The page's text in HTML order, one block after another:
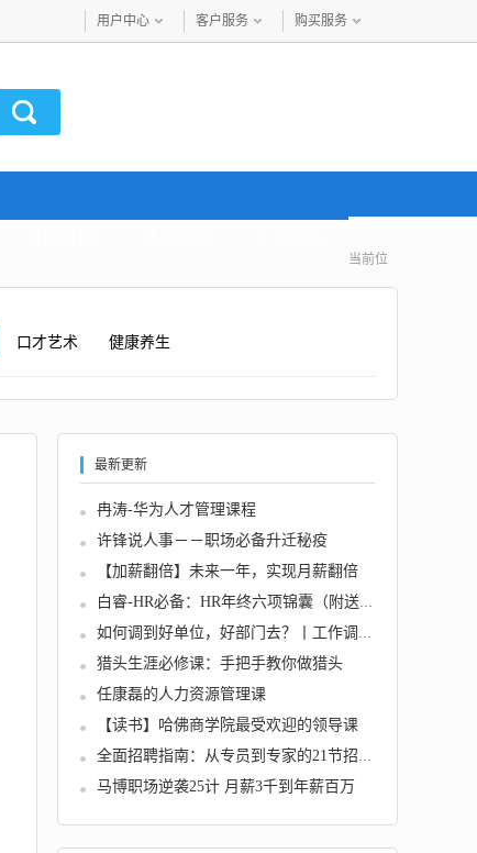
用户中心 客户服务 购买服务
当前位
口才艺术 健康养生
最新更新
冉涛-华为人才管理课程
许锋说人事－－职场必备升迁秘疫
【加薪翻倍】未来一年，实现月薪翻倍
白睿-HR必备：HR年终六项锦囊（附送10个妙计）...
如何调到好单位，好部门去？丨工作调动实操课...
猎头生涯必修课：手把手教你做猎头
任康磊的人力资源管理课
【读书】哈佛商学院最受欢迎的领导课
全面招聘指南：从专员到专家的21节招聘实战课...
马博职场逆袭25计 月薪3千到年薪百万